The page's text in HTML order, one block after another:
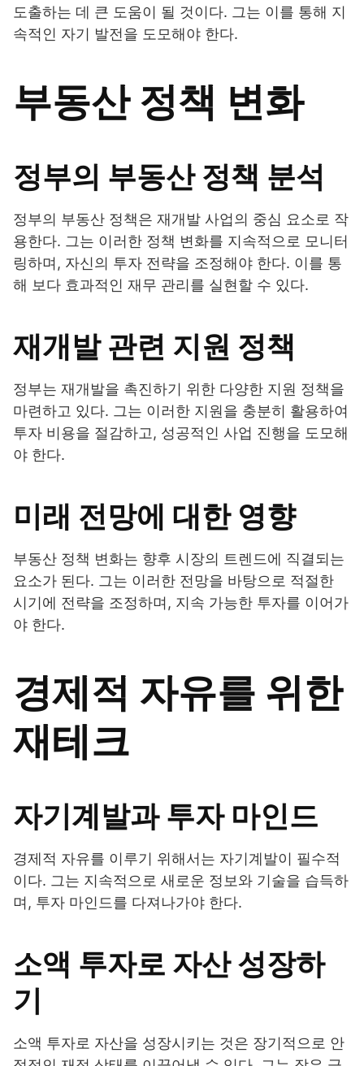
도출하는 데 큰 도움이 될 것이다. 그는 이를 통해 지
속적인 자기 발전을 도모해야 한다.
부동산 정책 변화
정부의 부동산 정책 분석
정부의 부동산 정책은 재개발 사업의 중심 요소로 작
용한다. 그는 이러한 정책 변화를 지속적으로 모니터
링하며, 자신의 투자 전략을 조정해야 한다. 이를 통
해 보다 효과적인 재무 관리를 실현할 수 있다.
재개발 관련 지원 정책
정부는 재개발을 촉진하기 위한 다양한 지원 정책을
마련하고 있다. 그는 이러한 지원을 충분히 활용하여
투자 비용을 절감하고, 성공적인 사업 진행을 도모해
야 한다.
미래 전망에 대한 영향
부동산 정책 변화는 향후 시장의 트렌드에 직결되는
요소가 된다. 그는 이러한 전망을 바탕으로 적절한
시기에 전략을 조정하며, 지속 가능한 투자를 이어가
야 한다.
경제적 자유를 위한
재테크
자기계발과 투자 마인드
경제적 자유를 이루기 위해서는 자기계발이 필수적
이다. 그는 지속적으로 새로운 정보와 기술을 습득하
며, 투자 마인드를 다져나가야 한다.
소액 투자로 자산 성장하
기
소액 투자로 자산을 성장시키는 것은 장기적으로 안